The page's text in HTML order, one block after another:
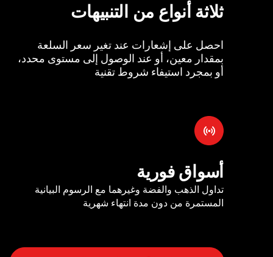
ثلاثة أنواع من التنبيهات
احصل على إشعارات عند تغير سعر السلعة
بمقدار معين، أو عند الوصول إلى مستوى محدد،
أو بمجرد استيفاء شروط تقنية
أسواق فورية
تداول الذهب والفضة وغيرهما مع الرسوم البيانية
المستمرة من دون مدة انتهاء شهرية